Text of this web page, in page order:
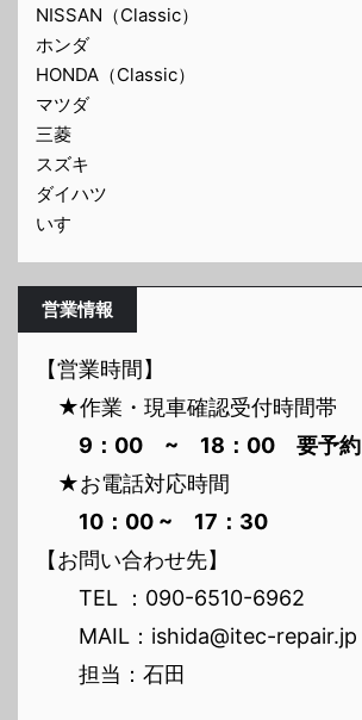
NISSAN（Classic）
ホンダ
HONDA（Classic）
マツダ
三菱
スズキ
ダイハツ
いすゞ
営業情報
【営業時間】
★作業・現車確認受付時間帯
9：00 ~ 18：00 要予約
★お電話対応時間
10：00 ~ 17：30
【お問い合わせ先】
TEL ：090-6510-6962
MAIL：ishida@itec-repair.jp
担当：石田